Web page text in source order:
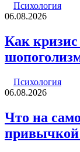
Психология
06.08.2026
Как
Психология
06.08.2026
Что на
привычкой